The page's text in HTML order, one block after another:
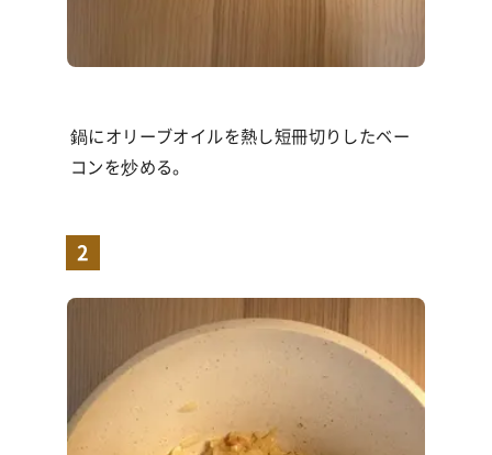
鍋にオリーブオイルを熱し短冊切りしたベー
コンを炒める。
2